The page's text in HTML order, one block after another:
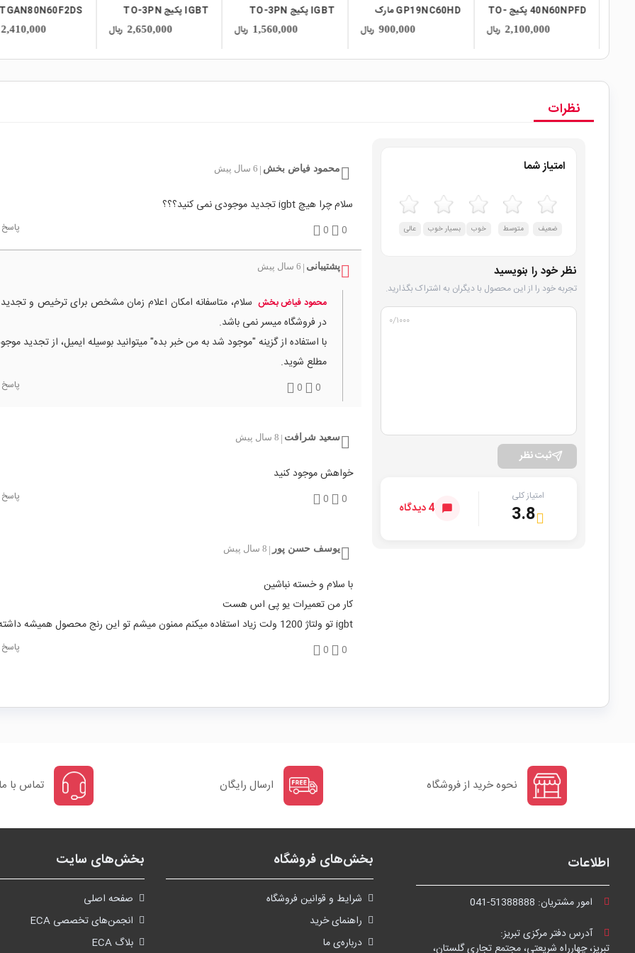
GP19NC60HD مارک
900,000 ریال
IGBT پکیج TO-3PN
1,560,000 ریال
IGBT پکیج TO-3PN
2,650,000 ریال
TGAN80N60F2DS
2,410,000 ریال
IGBT پکیج TO-247
2,960,000
نظرات
امتیاز شما
ضعیف متوسط خوب بسیار خوب عالی
نظر خود را بنویسید
تجربه خود را از این محصول با دیگران به اشتراک بگذارید.
۰/۱۰۰۰
ثبت نظر
امتیاز کلی
3.8 4 دیدگاه
محمود فیاض بخش | 6 سال پیش
سلام چرا هیچ igbt تجدید موجودی نمی کنید؟؟؟
0
0 پاسخ
پشتیبانی | 6 سال پیش
محمود فیاض بخش سلام، متاسفانه امکان اعلام زمان مشخص برای ترخیص و
در فروشگاه میسر نمی باشد.
با استفاده از گزینه "موجود شد به من خبر بده" میتوانید بوسیله ایمیل، از تجدید
مطلع شوید.
0
0 پاسخ
سعید شرافت | 8 سال پیش
خواهش موجود کنید
0
0 پاسخ
یوسف حسن پور | 8 سال پیش
با سلام و خسته نباشین
کار من تعمیرات یو پی اس هست
igbt تو ولتاژ 1200 ولت زیاد استفاده میکنم ممنون میشم تو این رنج محصول همیشه داشته باشین
0
0 پاسخ
نحوه خرید از فروشگاه ارسال رایگان تماس با ما
اطلاعات
امور مشتریان: 041-51388888
آدرس دفتر مرکزی تبریز:
تبریز، چهارراه شریعتی، مجتمع تجاری گلستان،
بخش‌های فروشگاه
شرايط و قوانین فروشگاه
راهنمای خرید
درباره‌ی ما
بخش‌های سایت
صفحه اصلی
انجمن‌های تخصصی ECA
بلاگ ECA